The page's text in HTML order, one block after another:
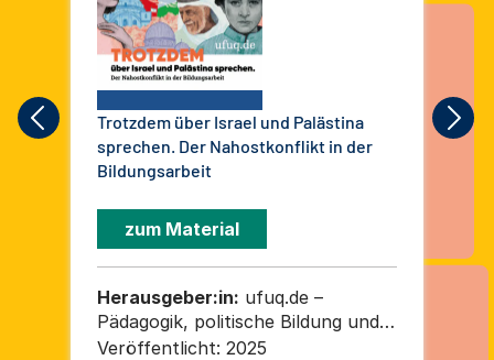
Trotzdem über Israel und Palästina
sprechen. Der Nahostkonflikt in der
Bildungsarbeit
zum Material
Herausgeber:in: ufuq.de –
Pädagogik, politische Bildung und
Prävention in der
Veröffentlicht: 2025